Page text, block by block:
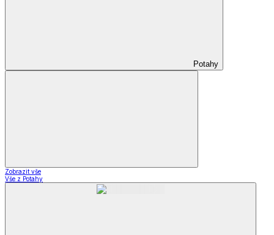
Potahy
Zobrazit vše
Vše z Potahy